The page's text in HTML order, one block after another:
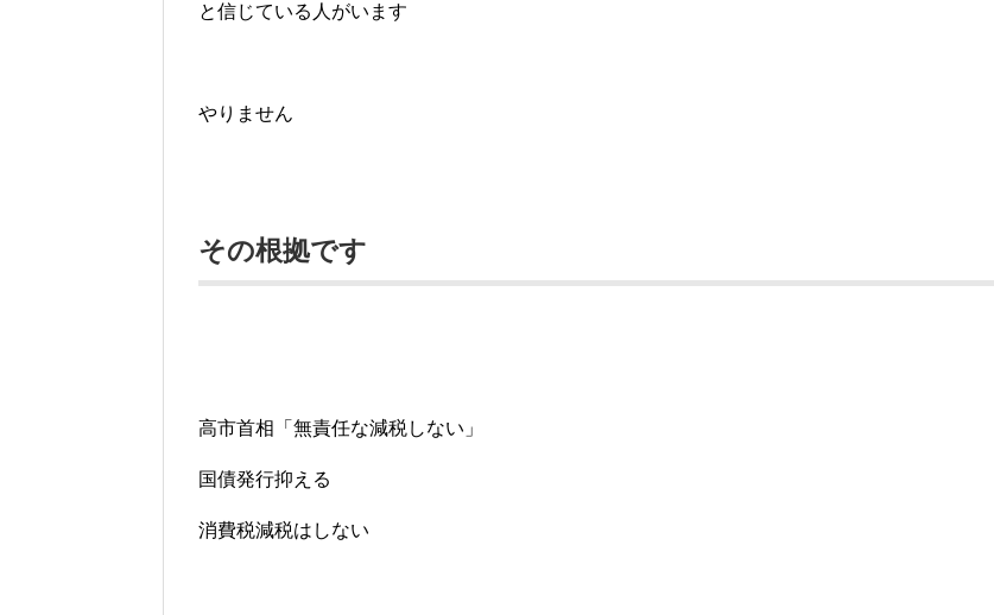
と信じている人がいます
やりません
その根拠です
高市首相「無責任な減税しない」
国債発行抑える
消費税減税はしない